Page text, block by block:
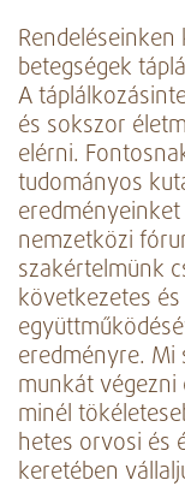
betegségek
A
és sokszor
elérni.
tudományos
nemzetközi
szakértelmünk
következetes
eredményre.
munkát
minél
hetes orvosi és
keretében